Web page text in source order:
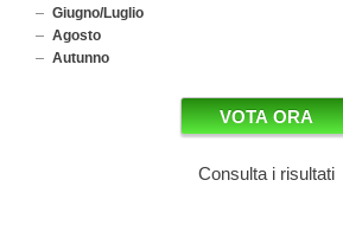
Giugno/Luglio
Agosto
Autunno
Consulta i risultati